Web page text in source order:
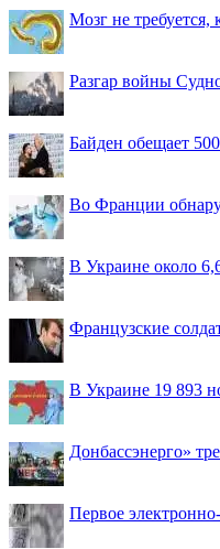
Мозг не
Разгар войны
Байден обещает
Во Франции
В Украине около
Французские
В Украине 19 893
Донбассэнерго»
Первое